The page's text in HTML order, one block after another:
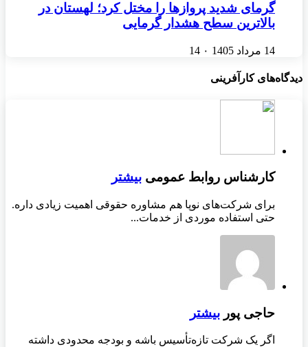
گرمای شدید پروازها را مختل کرد؛ لهستان در
بالاترین سطح هشدار گرمایی
14 مرداد 1405 ۰ 14
دیدگاه‌های کارآفرینی
کارشناس روابط عمومی بیشتر
برای شرکت‌های نوپا هم مشاوره حقوقی اهمیت زیادی داره.
حتی استفاده موردی از خدمات...
حاجی پور بیشتر
اگر یک شرکت تازه‌تأسیس باشه و بودجه محدودی داشته